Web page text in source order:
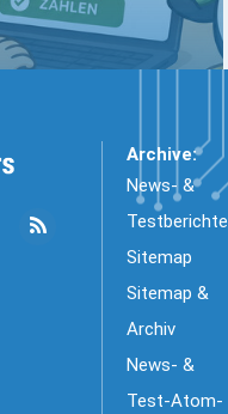
Archive:
News- &
Testberichte
Sitemap
Sitemap &
Archiv
News- &
Test-Atom-